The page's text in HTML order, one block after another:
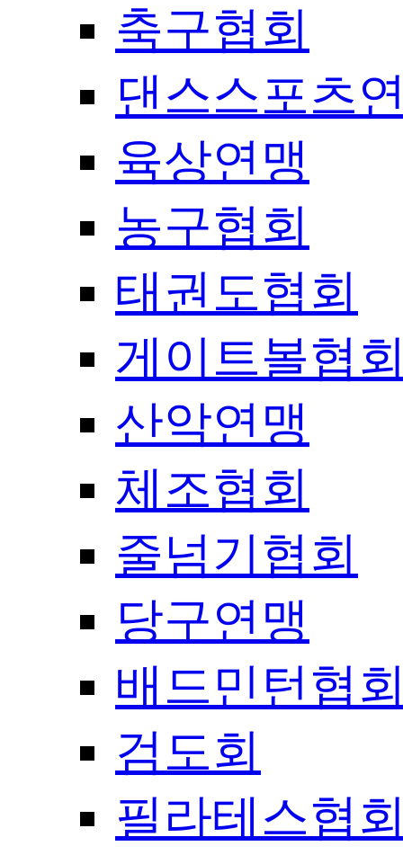
축구협회
댄스스포츠
육상연맹
농구협회
태권도협회
게이트볼협
산악연맹
체조협회
줄넘기협회
당구연맹
배드민턴협
검도회
필라테스협